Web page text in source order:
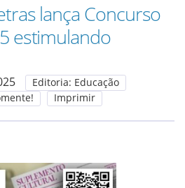
lança Concurso
estimulando
Editoria: Educação
Imprimir